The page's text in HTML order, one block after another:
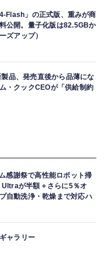
Flash」の正式版、重みが商
公開。量子化版は82.5GBか
ズアップ）
品、発売直後から品薄にな
・クックCEOが「供給制約
感謝祭で高性能ロボット掃
Ultraが半額＋さらに5％オ
自動洗浄・乾燥まで対応ハ
ャラリー